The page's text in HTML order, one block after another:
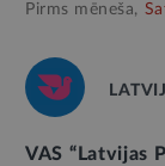
Pirms mēneša,
VAS “Latvijas